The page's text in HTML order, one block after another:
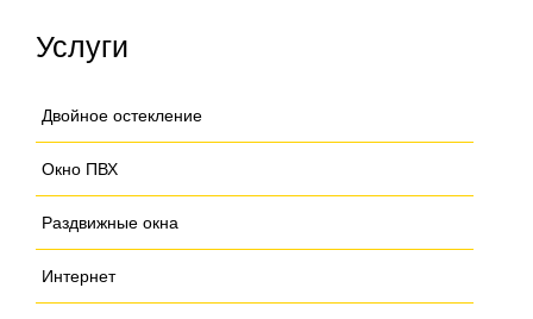
Услуги
Двойное остекление
Окно ПВХ
Раздвижные окна
Интернет